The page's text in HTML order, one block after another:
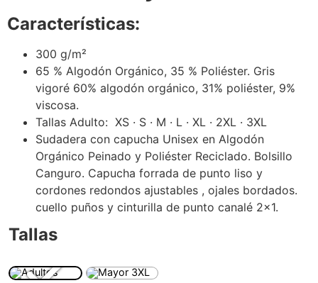
€
€
Características:
300 g/m²
65 % Algodón Orgánico, 35 % Poliéster. Gris
vigoré 60% algodón orgánico, 31% poliéster, 9%
viscosa.
Tallas Adulto: XS · S · M · L · XL · 2XL · 3XL
Sudadera con capucha Unisex en Algodón
Orgánico Peinado y Poliéster Reciclado. Bolsillo
Canguro. Capucha forrada de punto liso y
cordones redondos ajustables , ojales bordados.
cuello puños y cinturilla de punto canalé 2×1.
Tallas